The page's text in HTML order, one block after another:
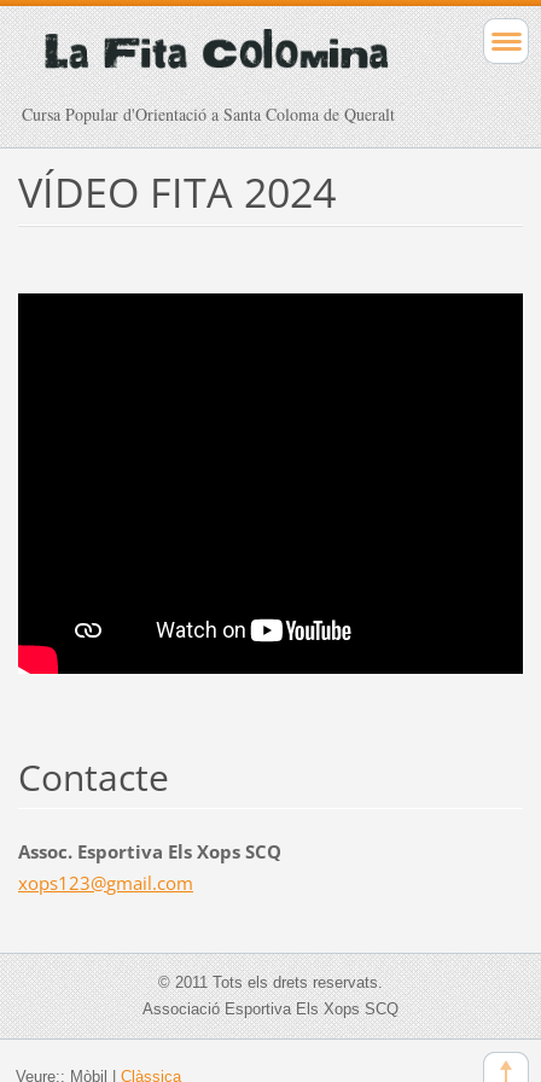
Cursa Popular d'Orientació a Santa Coloma de Queralt
VÍDEO FITA 2024
Contacte
Assoc. Esportiva Els Xops SCQ
xops123@gmail.com
© 2011 Tots els drets reservats.
Associació Esportiva Els Xops SCQ
Veure:: Mòbil | Clàssica